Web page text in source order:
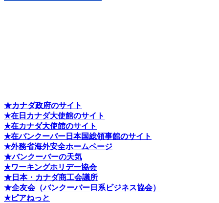
★カナダ政府のサイト
★在日カナダ大使館のサイト
★在カナダ大使館のサイト
★在バンクーバー日本国総領事館のサイト
★外務省海外安全ホームページ
★バンクーバーの天気
★ワーキングホリデー協会
★日本・カナダ商工会議所
★企友会（バンクーバー日系ビジネス協会）
★ピアねっと